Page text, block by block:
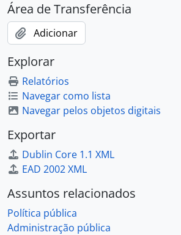
Área de Transferência
Adicionar
Explorar
Relatórios
Navegar como lista
Navegar pelos objetos digitais
Exportar
Dublin Core 1.1 XML
EAD 2002 XML
Assuntos relacionados
Política pública
Administração pública